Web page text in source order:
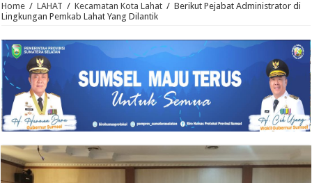
Home / LAHAT / Kecamatan Kota Lahat / Berikut Pejabat Administrator di
Lingkungan Pemkab Lahat Yang Dilantik